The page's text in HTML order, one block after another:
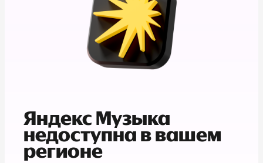
Яндекс Музыка
недоступна в вашем
регионе